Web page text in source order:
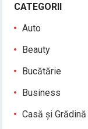
CATEGORII
Auto
Beauty
Bucătărie
Business
Casă și Grădină